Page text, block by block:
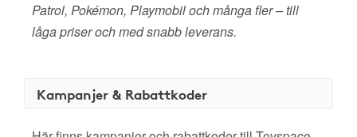
Patrol, Pokémon, Playmobil och många fler – till
låga priser och med snabb leverans.
Kampanjer & Rabattkoder